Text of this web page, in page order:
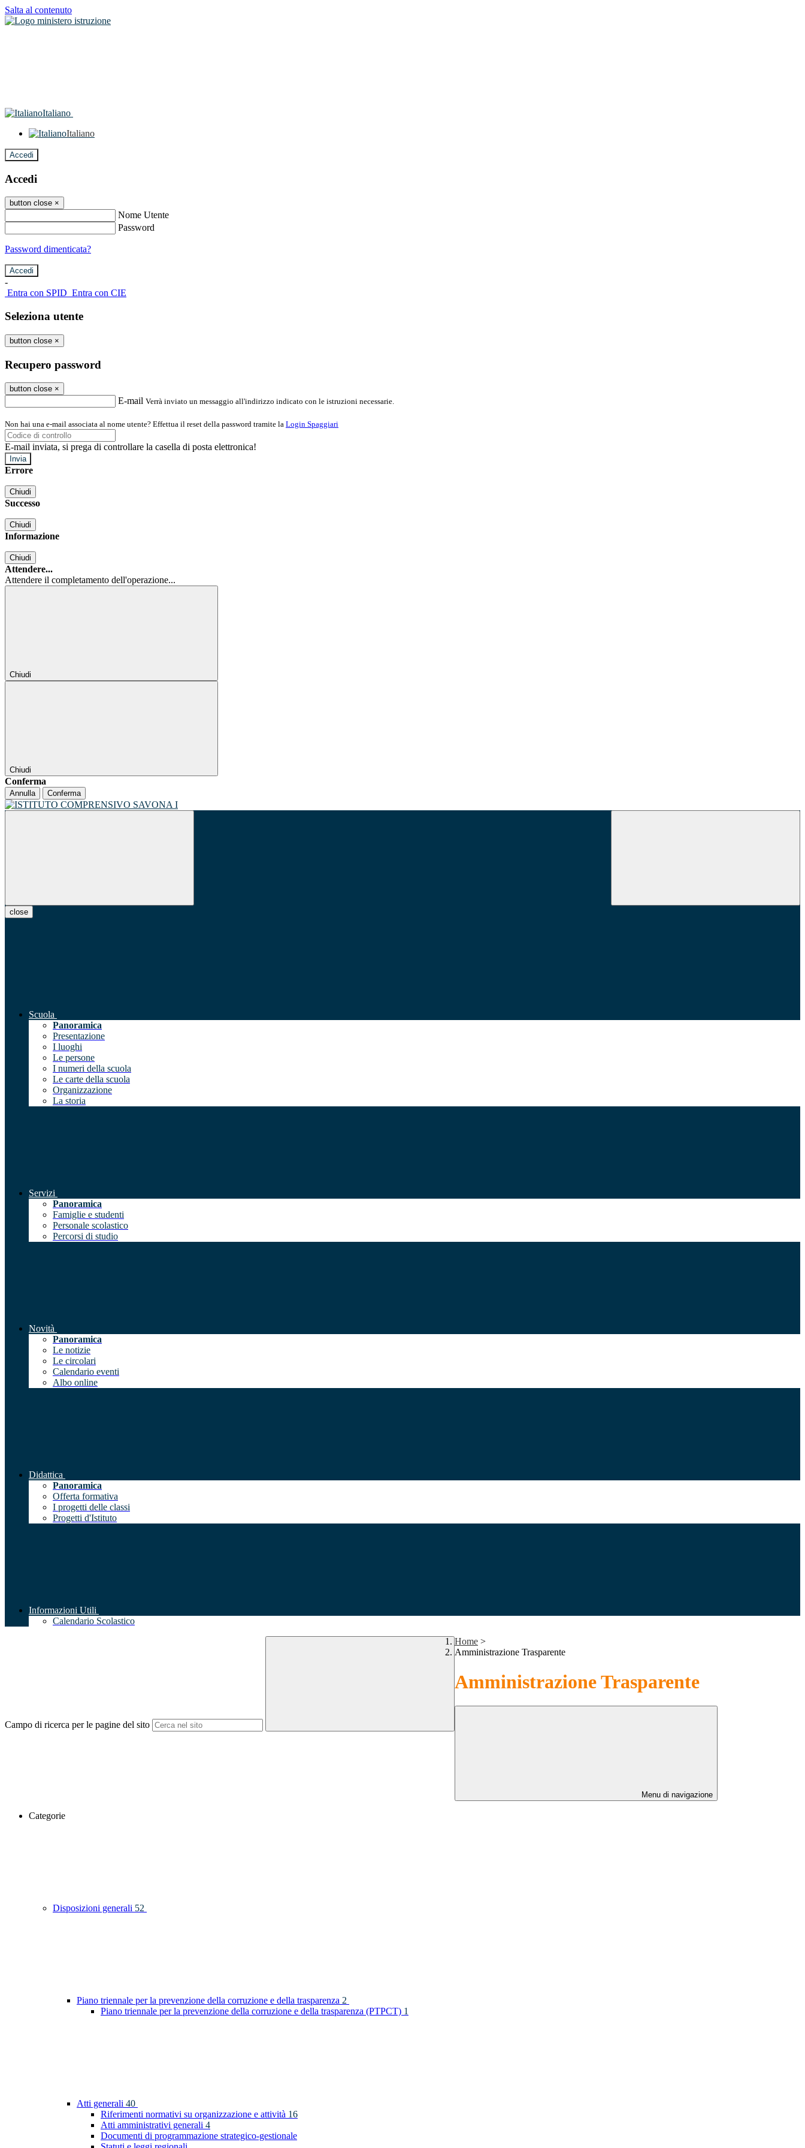
Salta al contenuto
Italiano
Italiano
Accedi
Accedi
button close ×
Nome Utente
Password
Password dimenticata?
-
Entra con SPID Entra con CIE
Seleziona utente
button close ×
Recupero password
button close ×
E-mail Verrà inviato un messaggio all'indirizzo indicato con le istruzioni necessarie.
Non hai una e-mail associata al nome utente? Effettua il reset della password tramite la Login Spaggiari
E-mail inviata, si prega di controllare la casella di posta elettronica!
Errore
Chiudi
Successo
Chiudi
Informazione
Chiudi
Attendere...
Attendere il completamento dell'operazione...
Chiudi
Chiudi
Conferma
Annulla Conferma
close
Scuola
Panoramica
Presentazione
I luoghi
Le persone
I numeri della scuola
Le carte della scuola
Organizzazione
La storia
Servizi
Panoramica
Famiglie e studenti
Personale scolastico
Percorsi di studio
Novità
Panoramica
Le notizie
Le circolari
Calendario eventi
Albo online
Didattica
Panoramica
Offerta formativa
I progetti delle classi
Progetti d'Istituto
Informazioni Utili
Calendario Scolastico
Campo di ricerca per le pagine del sito
Home >
Amministrazione Trasparente
Amministrazione Trasparente
Menu di navigazione
Categorie
Disposizioni generali 52
Piano triennale per la prevenzione della corruzione e della trasparenza 2
Piano triennale per la prevenzione della corruzione e della trasparenza (PTPCT) 1
Atti generali 40
Riferimenti normativi su organizzazione e attività 16
Atti amministrativi generali 4
Documenti di programmazione strategico-gestionale